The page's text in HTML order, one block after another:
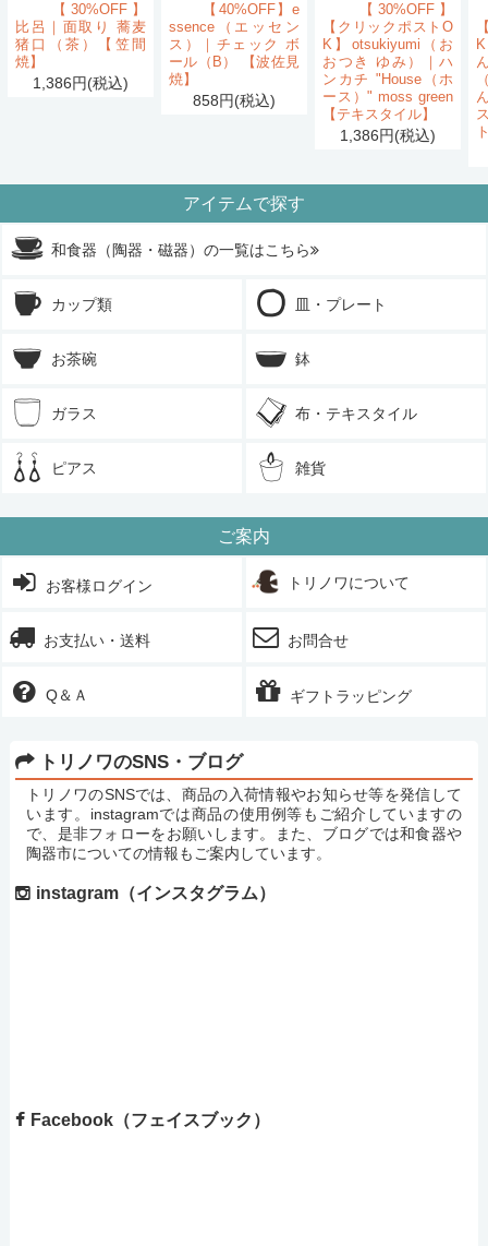
【30%OFF】
比呂｜面取り 蕎麦
猪口（茶）【笠間
焼】
1,386円(税込)
【40%OFF】e
ssence（エッセン
ス）｜チェック ボ
ール（B） 【波佐見
焼】
858円(税込)
【30%OFF】
【クリックポストO
K】otsukiyumi（お
おつき ゆみ）｜ハ
ンカチ "House（ホ
ース）" moss green
【テキスタイル】
1,386円(税込)
アイテムで探す
和食器（陶器・磁器）の一覧はこちら
カップ類 皿・プレート
お茶碗 鉢
ガラス 布・テキスタイル
ピアス 雑貨
ご案内
お客様ログイン トリノワについて
お支払い・送料 お問合せ
Q＆Ａ ギフトラッピング
トリノワのSNS・ブログ
トリノワのSNSでは、商品の入荷情報やお知らせ等を発信して
います。instagramでは商品の使用例等もご紹介していますの
で、是非フォローをお願いします。また、ブログでは和食器や
陶器市についての情報もご案内しています。
instagram（インスタグラム）
Facebook（フェイスブック）